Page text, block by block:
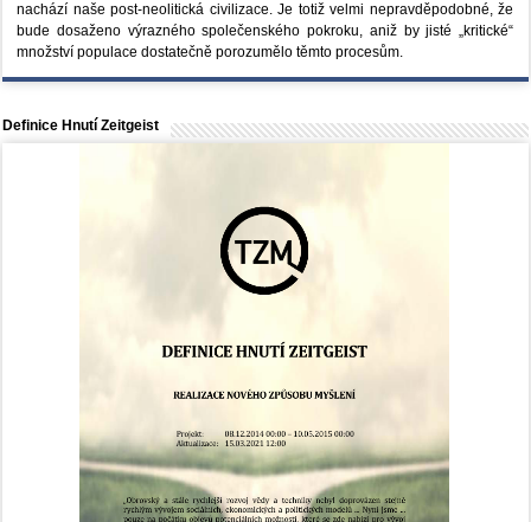
nachází naše post-neolitická civilizace. Je totiž velmi nepravděpodobné, že
bude dosaženo výrazného společenského pokroku, aniž by jisté „kritické“
množství populace dostatečně porozumělo těmto procesům.
Definice Hnutí Zeitgeist